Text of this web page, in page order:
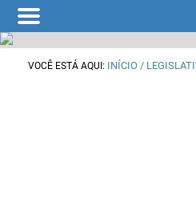
VOCÊ ESTÁ AQUI: INÍCIO /